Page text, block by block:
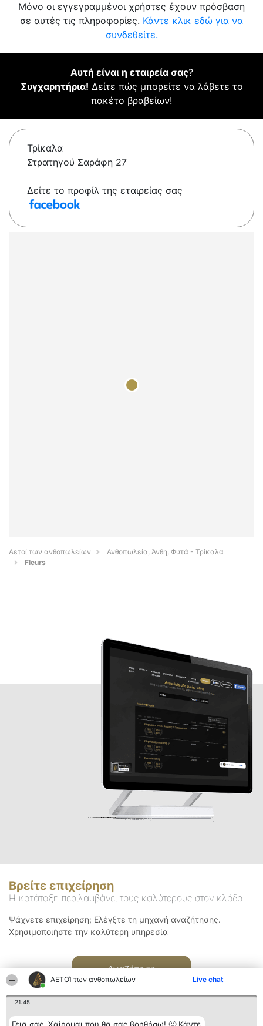
ΑΕΤΟΊ των ανθοπωλείων Live chat
21:45
Μόνο οι εγγεγραμμένοι χρήστες έχουν πρόσβαση
σε αυτές τις πληροφορίες. Κάντε κλικ εδώ για να
συνδεθείτε.
Αυτή είναι η εταιρεία σας?
Συγχαρητήρια! Δείτε πώς μπορείτε να λάβετε το
πακέτο βραβείων!
Τρίκαλα
Στρατηγού Σαράφη 27
Δείτε το προφίλ της εταιρείας σας
Αετοί των ανθοπωλείων
Ανθοπωλεία, Άνθη, Φυτά - Τρίκαλα
Fleurs
Βρείτε επιχείρηση
Η κατάταξη περιλαμβάνει τους καλύτερους στον κλάδο
Ψάχνετε επιχείρηση; Ελέγξτε τη μηχανή αναζήτησης.
Χρησιμοποιήστε την καλύτερη υπηρεσία
Αναζήτηση